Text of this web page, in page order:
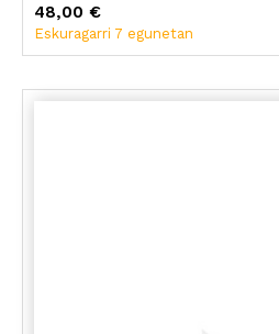
48,00 €
Eskuragarri 7 egunetan